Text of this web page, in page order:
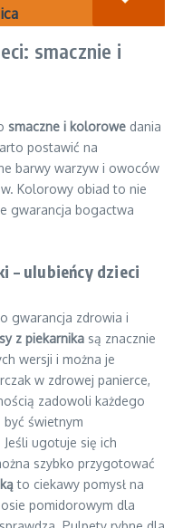
smacznie i
smaczne i kolorowe dania
postawić na
barwy warzyw i owoców
Kolorowy obiad to nie
gwarancja bogactwa
– ulubieńcy dzieci
gwarancja zdrowia i
z piekarnika są znacznie
wersji i można je
w zdrowej panierce,
zadowoli każdego
być świetnym
ugotuje się ich
szybko przygotować
to ciekawy pomysł na
pomidorowym dla